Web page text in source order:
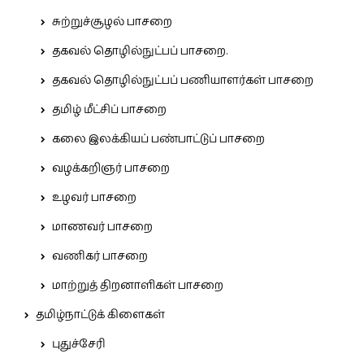
சுற்றுச்சூழல் பாசறை
தகவல் தொழில்நுட்பப் பாசறை.
தகவல் தொழில்நுட்பப் பணியாளர்கள் பாசறை
தமிழ் மீட்சிப் பாசறை
கலை இலக்கியப் பண்பாட்டுப் பாசறை
வழக்கறிஞர் பாசறை
உழவர் பாசறை
மாணவர் பாசறை
வணிகர் பாசறை
மாற்றுத் திறனாளிகள் பாசறை
தமிழ்நாட்டுக் கிளைகள்
புதுச்சேரி